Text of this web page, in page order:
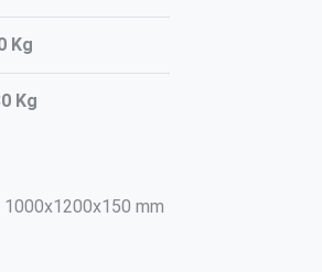
Kg
Kg
1000x1200x150 mm